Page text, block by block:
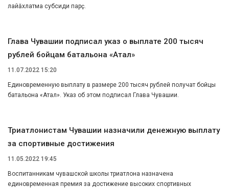
лайӑхлатма субсиди парӗҫ.
Глава Чувашии подписал указ о выплате 200 тысяч
рублей бойцам батальона «Атал»
11.07.2022 15:20
Единовременную выплату в размере 200 тысяч рублей получат бойцы
батальона «Атал». Указ об этом подписал Глава Чувашии.
Триатлонистам Чувашии назначили денежную выплату
за спортивные достижения
11.05.2022 19:45
Воспитанникам чувашской школы триатлона назначена
единовременная премия за достижение высоких спортивных